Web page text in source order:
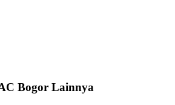
Bogor Lainnya